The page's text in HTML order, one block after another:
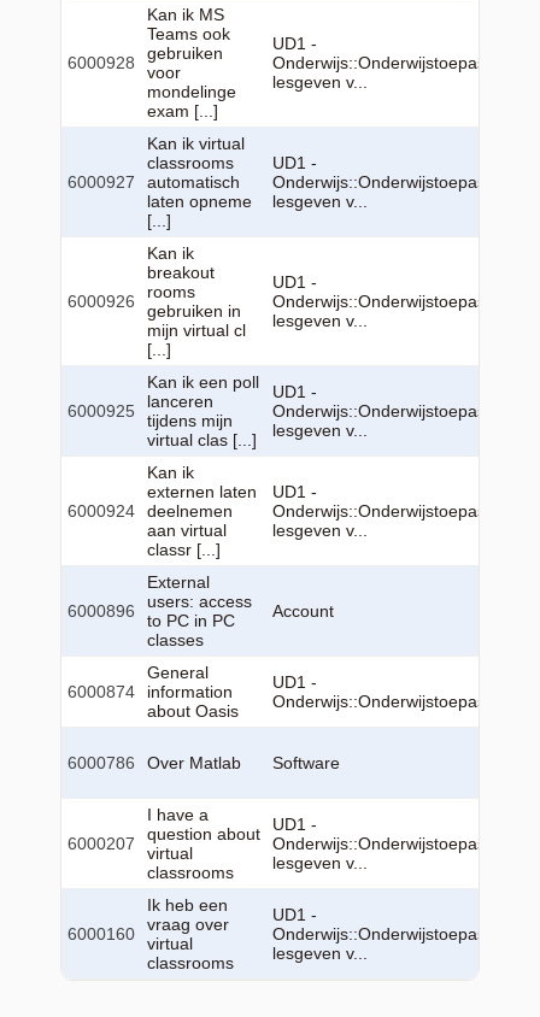
6000928
Kan ik MS
Teams ook
gebruiken
voor
mondelinge
exam [...]
UD1 -
lesgeven v...
6000927
Kan ik virtual
classrooms
automatisch
laten opneme
[...]
UD1 -
lesgeven v...
6000926
Kan ik
breakout
rooms
gebruiken in
mijn virtual cl
[...]
UD1 -
lesgeven v...
6000925
Kan ik een poll
lanceren
tijdens mijn
virtual clas [...]
UD1 -
lesgeven v...
6000924
Kan ik
externen laten
deelnemen
aan virtual
classr [...]
UD1 -
lesgeven v...
6000896
External
users: access
to PC in PC
classes
Account
6000874
General
information
about Oasis
UD1 -
6000786 Over Matlab Software
6000207
I have a
question about
virtual
classrooms
UD1 -
lesgeven v...
6000160
Ik heb een
vraag over
virtual
classrooms
UD1 -
lesgeven v...